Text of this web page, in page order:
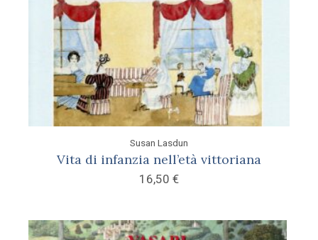
Susan Lasdun
Vita di infanzia nell’età vittoriana
16,50 €